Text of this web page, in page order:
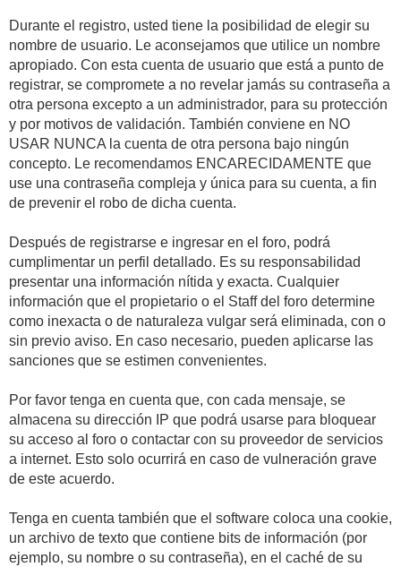
Durante el registro, usted tiene la posibilidad de elegir su
nombre de usuario. Le aconsejamos que utilice un nombre
apropiado. Con esta cuenta de usuario que está a punto de
registrar, se compromete a no revelar jamás su contraseña a
otra persona excepto a un administrador, para su protección
y por motivos de validación. También conviene en NO
USAR NUNCA la cuenta de otra persona bajo ningún
concepto. Le recomendamos ENCARECIDAMENTE que
use una contraseña compleja y única para su cuenta, a fin
de prevenir el robo de dicha cuenta.
Después de registrarse e ingresar en el foro, podrá
cumplimentar un perfil detallado. Es su responsabilidad
presentar una información nítida y exacta. Cualquier
información que el propietario o el Staff del foro determine
como inexacta o de naturaleza vulgar será eliminada, con o
sin previo aviso. En caso necesario, pueden aplicarse las
sanciones que se estimen convenientes.
Por favor tenga en cuenta que, con cada mensaje, se
almacena su dirección IP que podrá usarse para bloquear
su acceso al foro o contactar con su proveedor de servicios
a internet. Esto solo ocurrirá en caso de vulneración grave
de este acuerdo.
Tenga en cuenta también que el software coloca una cookie,
un archivo de texto que contiene bits de información (por
ejemplo, su nombre o su contraseña), en el caché de su